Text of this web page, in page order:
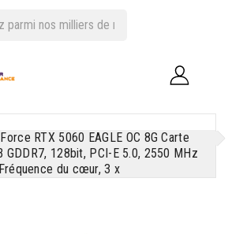
RTX 5060 EAGLE OC 8G Carte
GDDR7, 128bit, PCI-E 5.0, 2550 MHz
Fréquence du cœur, 3 x